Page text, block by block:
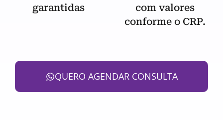
garantidas
com valores
conforme o CRP.
QUERO AGENDAR CONSULTA